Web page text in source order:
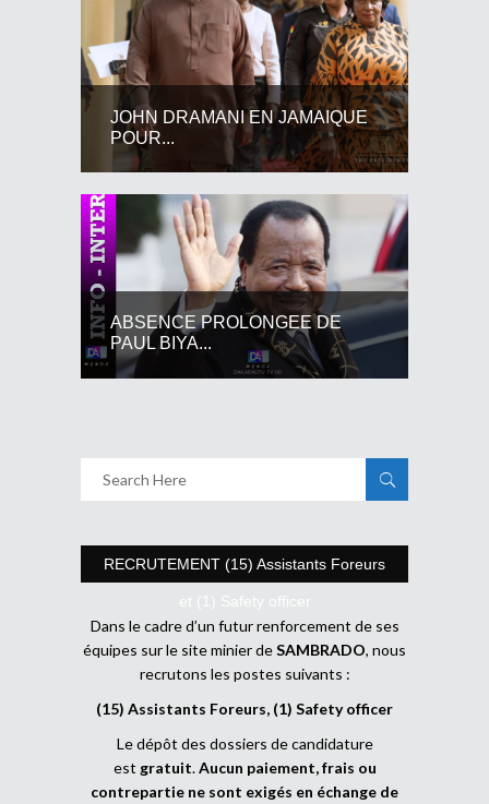
JOHN DRAMANI EN JAMAIQUE
POUR...
ABSENCE PROLONGEE DE
PAUL BIYA...
RECRUTEMENT (15) Assistants Foreurs
et (1) Safety officer
Dans le cadre d’un futur renforcement de ses
équipes sur le site minier deSAMBRADO, nous
recrutons les postes suivants :
(15) Assistants Foreurs, (1) Safety officer
Le dépôt des dossiers de candidature
est gratuit.Aucun paiement, frais ou
contrepartie ne sont exigés en échange de